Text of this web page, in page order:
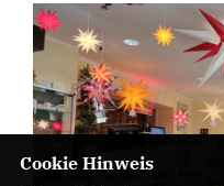
Cookie Hinweis